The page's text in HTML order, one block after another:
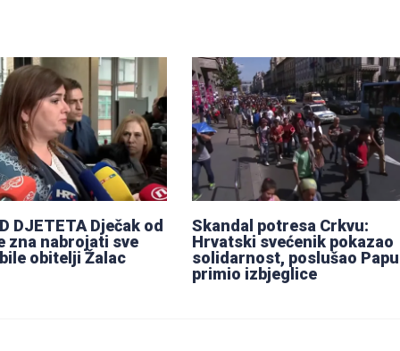
DJETETA Dječak od
zna nabrojati sve
obitelji Žalac
Skandal potresa Crkvu:
Hrvatski svećenik pokazao
solidarnost, poslušao
primio izbjeglice